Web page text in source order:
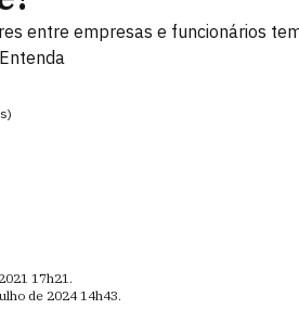
entre empresas e funcionários
17h21.
de 2024 14h43.